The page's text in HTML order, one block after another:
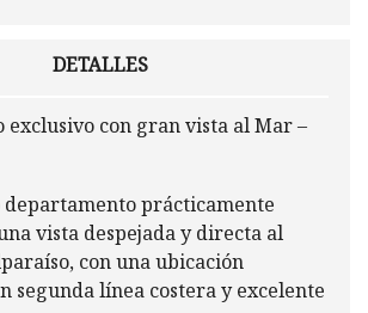
DETALLES
con gran vista al Mar –
departamento prácticamente
vista despejada y directa al
con una ubicación
segunda línea costera y excelente